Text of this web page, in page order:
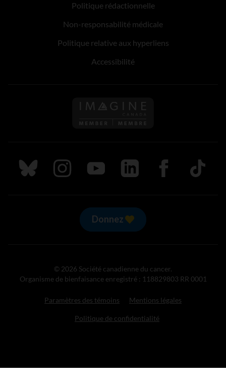
Politique rédactionnelle
Non-responsabilité médicale
Politique relative aux hyperliens
Accessibilité
Suivez nous sur Bluesky
Suivez nous sur Instagram
Suivez nous sur Youtube
Suivez nous sur LinkedIn
Suivez nous sur
TikTok
Donnez
© 2026 Société canadienne du cancer.
Organisme de bienfaisance enregistré : 118829803 RR 0001
Paramètres des témoins Mentions légales
Politique de confidentialité